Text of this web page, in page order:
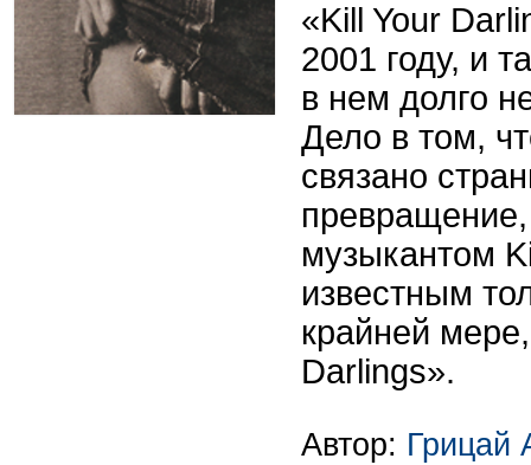
«Kill Your
2001 году, и
в нем долго
Дело в том,
связано
музыкантом
известным
крайней
Darlings».
Автор: Грицай